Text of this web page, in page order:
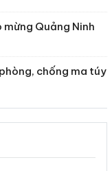
Quảng Ninh
chống ma túy